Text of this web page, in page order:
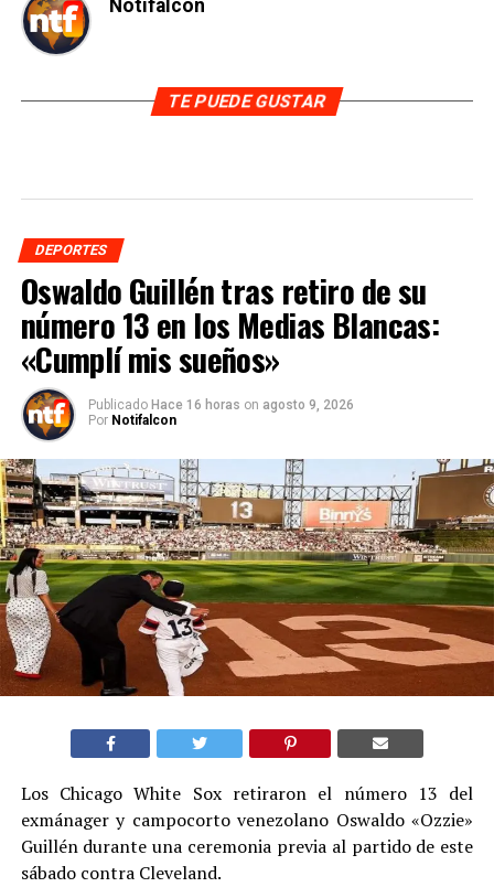
Notifalcon
TE PUEDE GUSTAR
DEPORTES
Oswaldo Guillén tras retiro de su
número 13 en los Medias Blancas:
«Cumplí mis sueños»
Publicado Hace 16 horas on agosto 9, 2026
Por Notifalcon
Los Chicago White Sox retiraron el número 13 del
exmánager y campocorto venezolano Oswaldo «Ozzie»
Guillén durante una ceremonia previa al partido de este
sábado contra Cleveland.